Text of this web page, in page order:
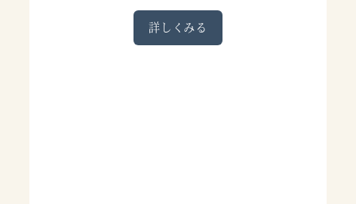
詳しくみる